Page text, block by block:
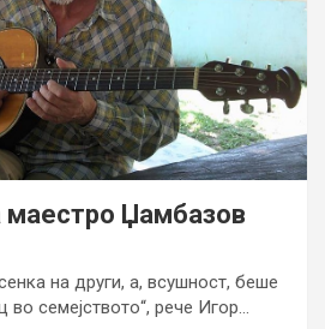
Џамбазов
на други, а, всушност, беше
во семејството“, рече Игор…